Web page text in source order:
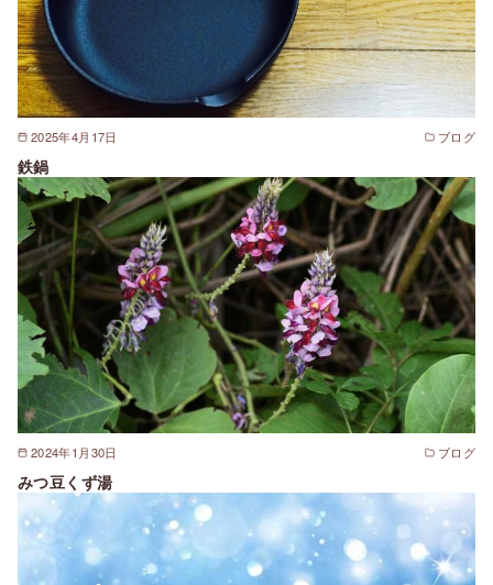
2025年4月17日 ブログ
鉄鍋
2024年1月30日 ブログ
みつ豆くず湯